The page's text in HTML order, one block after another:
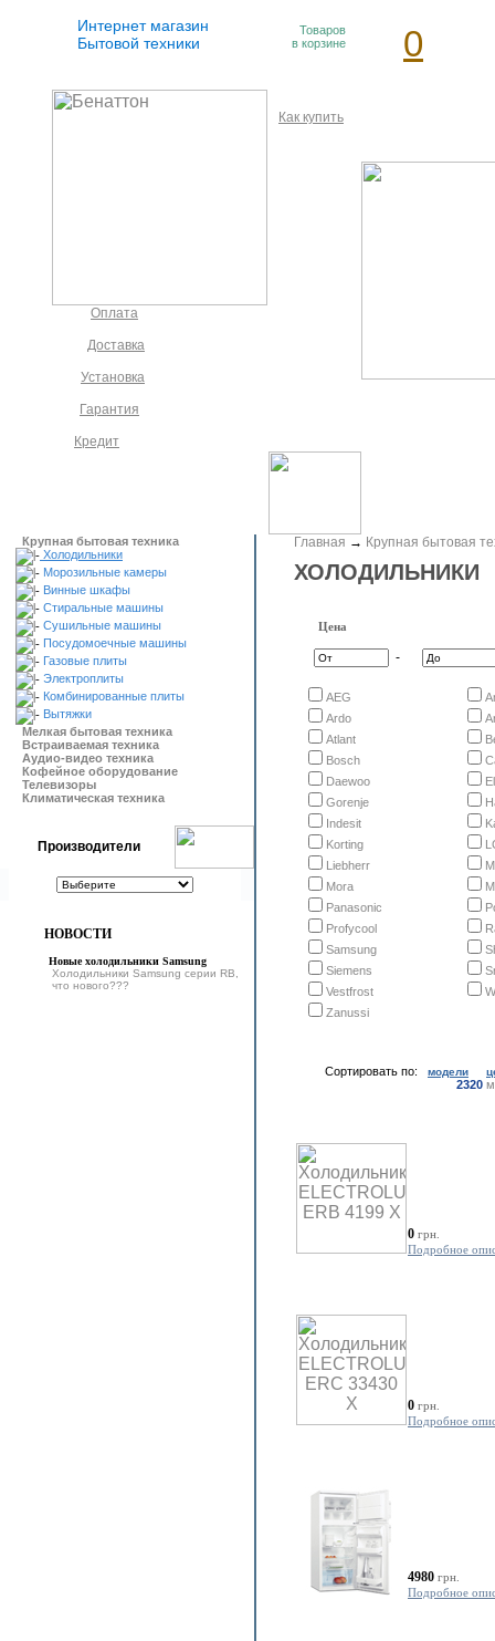
Интернет магазин
Бытовой техники
Товаров
в корзине
0
Как купить
Оплата
Доставка
Установка
Гарантия
Кредит
Крупная бытовая техника
Холодильники
Морозильные камеры
Винные шкафы
Стиральные машины
Сушильные машины
Посудомоечные машины
Газовые плиты
Электроплиты
Комбинированные плиты
Вытяжки
Мелкая бытовая техника
Встраиваемая техника
Аудио-видео техника
Кофейное оборудование
Телевизоры
Климатическая техника
Производители
НОВОСТИ
Новые холодильники Samsung
Холодильники Samsung серии RB,
что нового???
Главная → Крупная бытовая
ХОЛОДИЛЬНИКИ
Цена
-
AEG
Ardo
Atlant
Bosch
Daewoo
Gorenje
Indesit
Korting
Liebherr
Mora
Panasonic
Profycool
Samsung
Siemens
Vestfrost
Zanussi
Сортировать по: модели
2320
0 грн.
Подробное
0 грн.
Подробное
4980 грн.
Подробное